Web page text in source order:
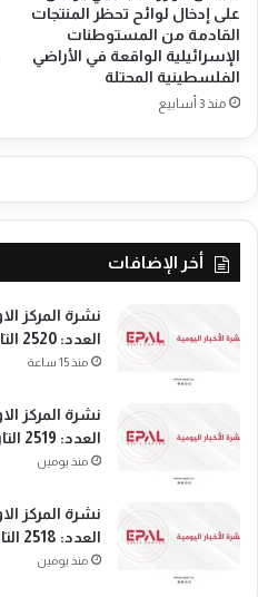
م
ش
ا
ر
ك
ف
ا
ل
إ
ة
م
ج
م
ا
ت
ا
إ
ر
ا
ة
ا
على إدخال لوائح تحظر المنتجات
القادمة من المستوطنات
الإسرائيلية الواقعة في الأراضي
الفلسطينية المحتلة
منذ 3 أسابيع
أخر الإضافات
العدد: 2520 التاريخ: الخميس 06\08\2026
منذ 15 ساعة
العدد: 2519 التاريخ: الأربعاء 05\08\2026
منذ يومين
العدد: 2518 التاريخ: الثلاثاء 04\08\2026
منذ يومين